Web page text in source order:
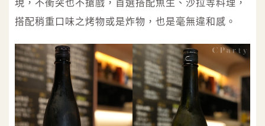
現，不衝突也不搶戲，首選搭配魚生、沙拉等料理，
搭配稍重口味之烤物或是炸物，也是毫無違和感。